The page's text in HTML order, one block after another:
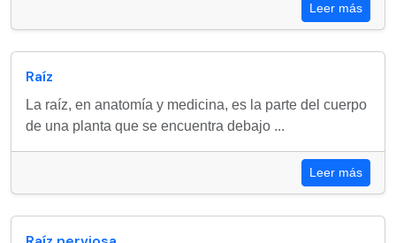
Leer más
Raíz
La raíz, en anatomía y medicina, es la parte del cuerpo
de una planta que se encuentra debajo ...
Leer más